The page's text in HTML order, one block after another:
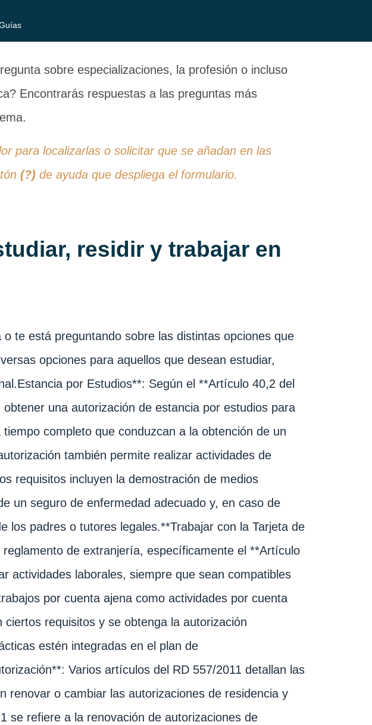
sobre especializaciones, la profesión o incluso
Encontrarás respuestas a las preguntas más
para localizarlas o solicitar que se añadan en las
(?) de ayuda que despliega el formulario.
residir y trabajar en
te está preguntando sobre las distintas opciones que
opciones para aquellos que desean estudiar,
por Estudios**: Según el **Artículo 40,2 del
una autorización de estancia por estudios para
completo que conduzcan a la obtención de un
también permite realizar actividades de
requisitos incluyen la demostración de medios
un seguro de enfermedad adecuado y, en caso de
los padres o tutores legales.**Trabajar con la Tarjeta de
de extranjería, específicamente el **Artículo
actividades laborales, siempre que sean compatibles
por cuenta ajena como actividades por cuenta
requisitos y se obtenga la autorización
estén integradas en el plan de
Varios artículos del RD 557/2011 detallan las
renovar o cambiar las autorizaciones de residencia y
se refiere a la renovación de autorizaciones de